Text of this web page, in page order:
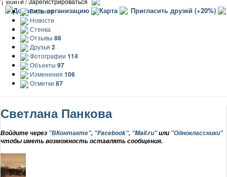
Добавить организацию Карта Пригласить друзей (+20%)
Главная
Новости
Стенка
Отзывы 88
Друзья 2
Фотографии 114
Объекты 97
Изменения 106
Отметки 87
Светлана Панкова
Войдите через "ВКонтакте", "Facebook", "Mail.ru"или "Одноклассники"
чтобы иметь возможность оставлять сообщения.